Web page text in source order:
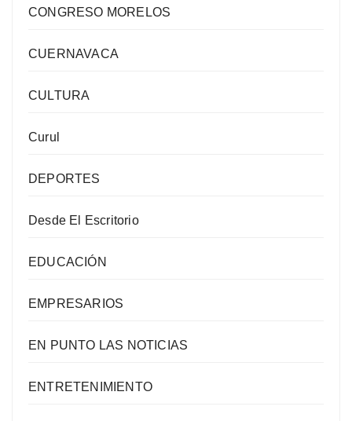
CONGRESO MORELOS
CUERNAVACA
CULTURA
Curul
DEPORTES
Desde El Escritorio
EDUCACIÓN
EMPRESARIOS
EN PUNTO LAS NOTICIAS
ENTRETENIMIENTO